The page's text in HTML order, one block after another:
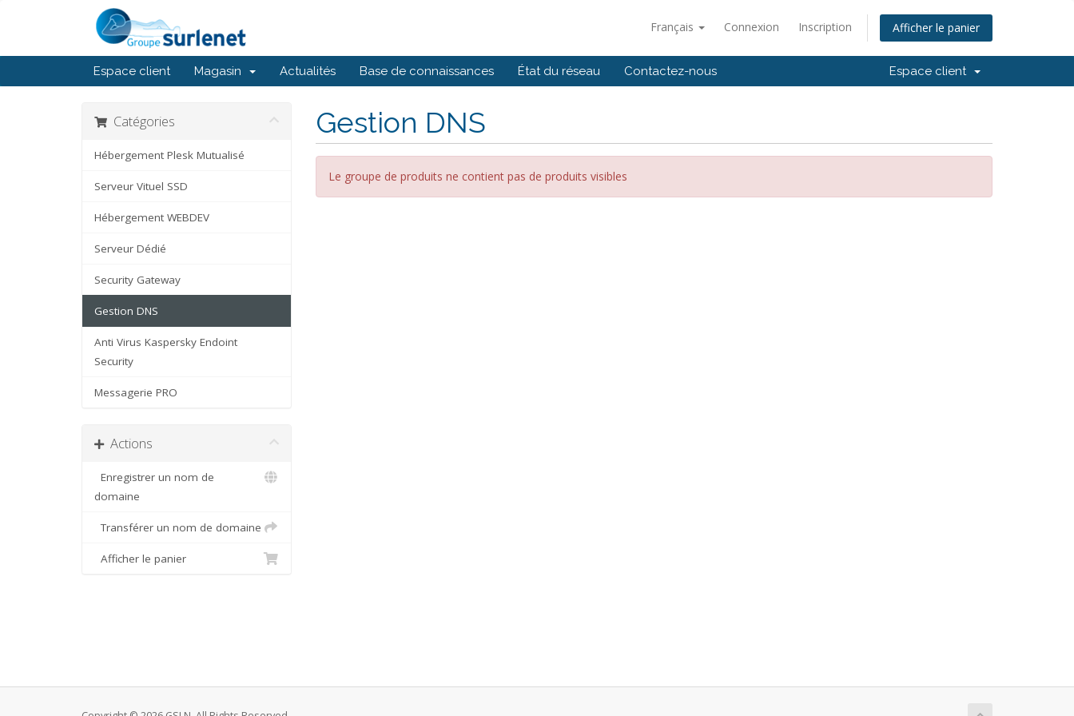
Français Connexion Inscription Afficher le panier
Espace client Magasin Actualités Base de connaissances État du réseau Contactez-nous Espace client
Gestion DNS
Le groupe de produits ne contient pas de produits visibles
Catégories
Hébergement Plesk Mutualisé
Serveur Vituel SSD
Hébergement WEBDEV
Serveur Dédié
Security Gateway
Gestion DNS
Anti Virus Kaspersky Endoint
Security
Messagerie PRO
Actions
Enregistrer un nom de
domaine
Transférer un nom de domaine
Afficher le panier